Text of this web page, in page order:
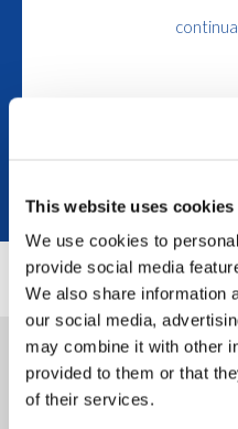
This website uses cookies
We use cookies to
provide social media
We also share information
our social media,
may combine it with other
provided to them or that
of their services.
5.11.2025
Il progetto
termine dopo